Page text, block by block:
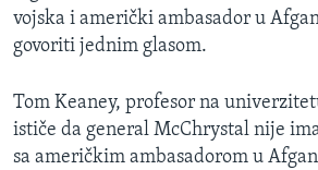
vojska i američki ambasador u
govoriti jednim glasom.
Tom Keaney, profesor na
ističe da general McChrystal nije
sa američkim ambasadorom u